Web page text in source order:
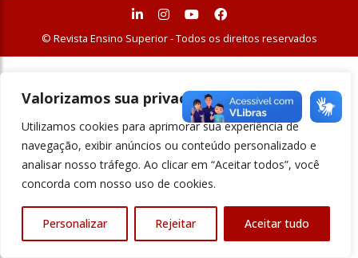
Valorizamos sua privacidade
Utilizamos cookies para aprimorar sua experiência de
navegação, exibir anúncios ou conteúdo personalizado e
analisar nosso tráfego. Ao clicar em “Aceitar todos”, você
concorda com nosso uso de cookies.
Personalizar Rejeitar Aceitar tudo
© Revista Ensino Superior - Todos os direitos reservados